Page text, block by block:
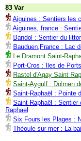
83 Var
Aiguines : Sentiers les
Aiguines, france :
Bandol : Sentier du
Bauduen,France : Lac
Le Dramont Saint-
Port-Cros : Iles de
Rastel d'Agay Saint
Saint-Aygulf : Dolmen
Saint-Raphaël : Pointe
Saint-Raphaël :
Raphael
Six Fours les Plages :
Théoule sur mer : La